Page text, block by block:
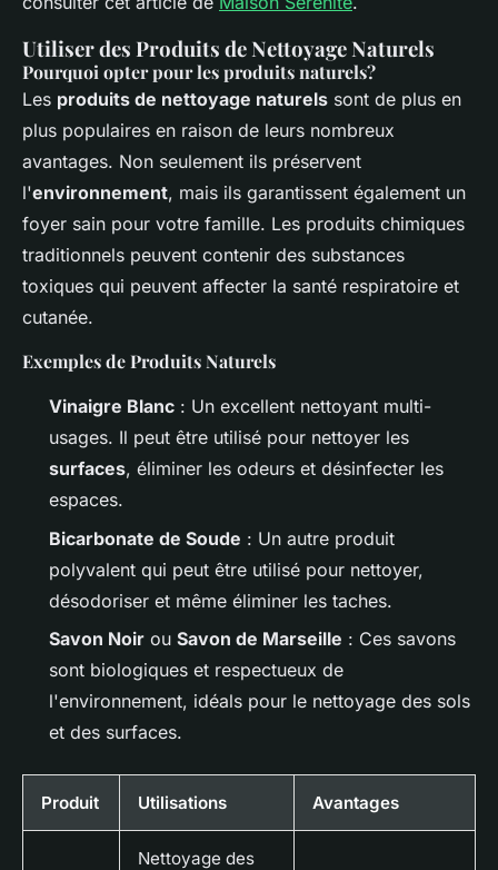
Utiliser des Produits de Nettoyage Naturels
Pourquoi opter pour les produits naturels?
Les produits de nettoyage naturels sont de plus en
plus populaires en raison de leurs nombreux
avantages. Non seulement ils préservent
l'environnement, mais ils garantissent également un
foyer sain pour votre famille. Les produits chimiques
traditionnels peuvent contenir des substances
toxiques qui peuvent affecter la santé respiratoire et
cutanée.
Exemples de Produits Naturels
Vinaigre Blanc : Un excellent nettoyant multi-
usages. Il peut être utilisé pour nettoyer les
surfaces, éliminer les odeurs et désinfecter les
espaces.
Bicarbonate de Soude : Un autre produit
polyvalent qui peut être utilisé pour nettoyer,
désodoriser et même éliminer les taches.
Savon Noir ou Savon de Marseille : Ces savons
sont biologiques et respectueux de
l'environnement, idéals pour le nettoyage des sols
et des surfaces.
Produit Utilisations Avantages
Nettoyage des